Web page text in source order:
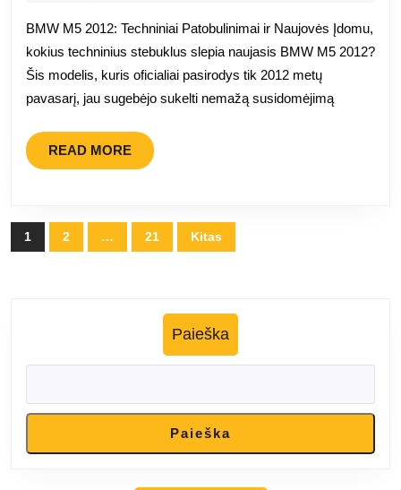
[VIDEO]
BMW M5 2012: Techniniai Patobulinimai ir Naujovės Įdomu,
kokius techninius stebuklus slepia naujasis BMW M5 2012?
Šis modelis, kuris oficialiai pasirodys tik 2012 metų
pavasarį, jau sugebėjo sukelti nemažą susidomėjimą
READ MOREREAD
MORE
Įrašų
puslapiavimas
1 2 … 21 Kitas
Paieška
Paieška